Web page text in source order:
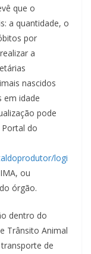
que o
a quantidade, o
por
a
nascidos
em idade
pode
do
logi
ou
órgão.
dentro do
Trânsito Animal
de